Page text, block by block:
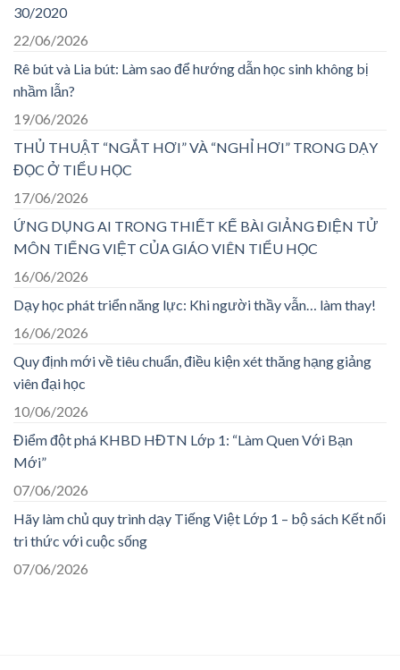
30/2020
22/06/2026
Rê bút và Lia bút: Làm sao để hướng dẫn học sinh không bị
nhầm lẫn?
19/06/2026
THỦ THUẬT “NGẮT HƠI” VÀ “NGHỈ HƠI” TRONG DẠY
ĐỌC Ở TIỂU HỌC
17/06/2026
ỨNG DỤNG AI TRONG THIẾT KẾ BÀI GIẢNG ĐIỆN TỬ
MÔN TIẾNG VIỆT CỦA GIÁO VIÊN TIỂU HỌC
16/06/2026
Dạy học phát triển năng lực: Khi người thầy vẫn… làm thay!
16/06/2026
Quy định mới về tiêu chuẩn, điều kiện xét thăng hạng giảng
viên đại học
10/06/2026
Điểm đột phá KHBD HĐTN Lớp 1: “Làm Quen Với Bạn
Mới”
07/06/2026
Hãy làm chủ quy trình dạy Tiếng Việt Lớp 1 – bộ sách Kết nối
tri thức với cuộc sống
07/06/2026